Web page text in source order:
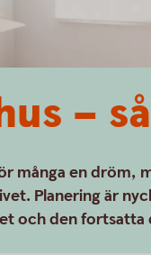
–
många en dröm,
Planering är
och den fortsatta